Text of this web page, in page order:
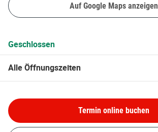
Auf Google Maps anzeigen
Geschlossen
Alle Öffnungszeiten
Termin online buchen